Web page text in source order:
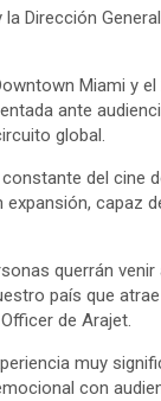
Dirección
Miami y el
ante
global.
del cine
capaz
querrán venir
país que
de Arajet.
muy
con